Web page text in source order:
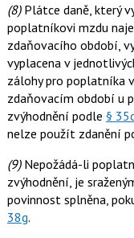
(8)Plátce daně, který
poplatníkovi mzdu
zdaňovacího období,
vyplacena v
zálohy pro poplatníka
zdaňovacím období u
zvýhodnění podle §
nelze použít zdanění
(9)Nepožádá-li
zvýhodnění, je
povinnost splněna,
38g.